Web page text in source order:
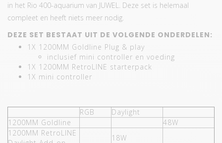
in het Rio 400-aquarium van JUWEL. Deze set is helemaal
compleet en heeft niets meer nodig.
DEZE SET BESTAAT UIT DE VOLGENDE ONDERDELEN:
1X 1200MM Goldline Plug & play
inclusief mini controller en voeding
1X 1200MM RetroLINE starterpack
1X mini controller
RGB
Daylight
1200MM Goldline
48W
1200MM RetroLINE
18W